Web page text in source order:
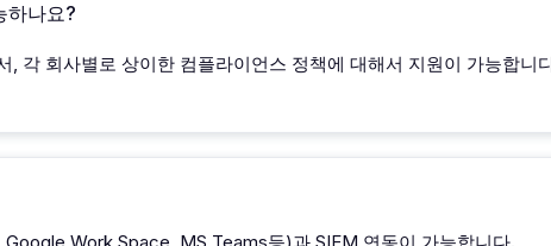
하나요?
각 회사별로 상이한 컴플라이언스 정책에 대해서 지원이 가능합니